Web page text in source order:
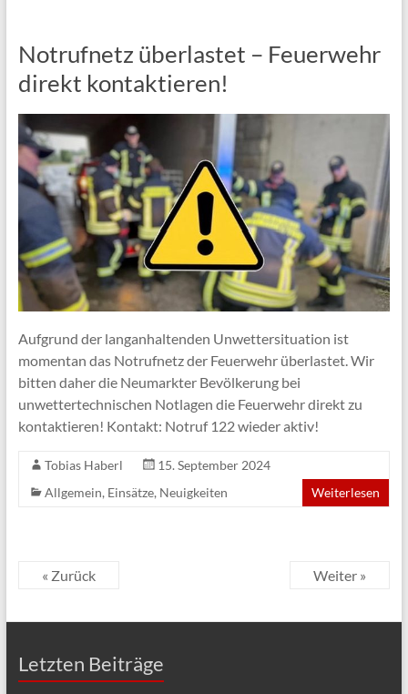
Notrufnetz überlastet – Feuerwehr
direkt kontaktieren!
Aufgrund der langanhaltenden Unwettersituation ist
momentan das Notrufnetz der Feuerwehr überlastet. Wir
bitten daher die Neumarkter Bevölkerung bei
unwettertechnischen Notlagen die Feuerwehr direkt zu
kontaktieren! Kontakt: Notruf 122 wieder aktiv!
Tobias Haberl
15. September 2024
Allgemein, Einsätze, Neuigkeiten Weiterlesen
« Zurück Weiter »
Letzten Beiträge